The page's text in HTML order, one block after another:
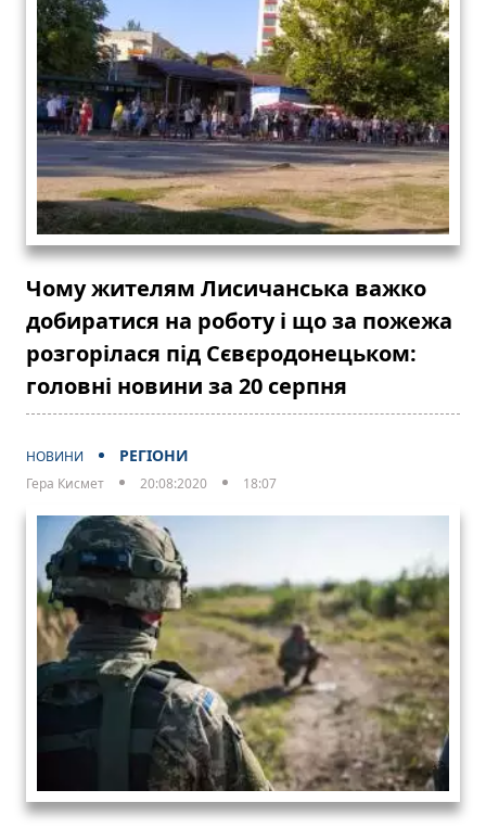
Чому жителям Лисичанська важко
добиратися на роботу і що за пожежа
розгорілася під Сєвєродонецьком:
головні новини за 20 серпня
НОВИНИ РЕГІОНИ
Гера Кисмет 20:08:2020 18:07